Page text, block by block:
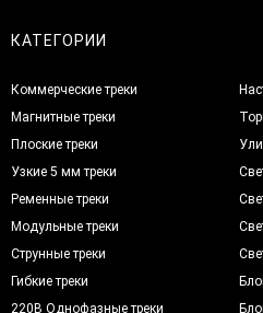
КАТЕГОРИИ
Коммерческие треки
Магнитные треки
Плоские треки
Узкие 5 мм треки
Ременные треки
Модульные треки
Струнные треки
Гибкие треки
220В Однофазные треки